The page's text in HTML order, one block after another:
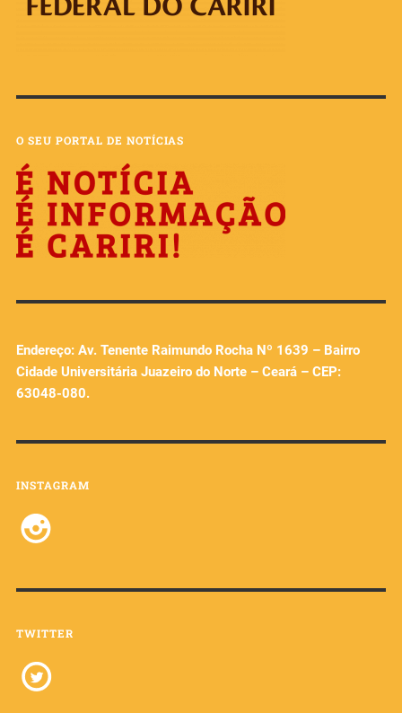
O SEU PORTAL DE NOTÍCIAS
Endereço: Av. Tenente Raimundo Rocha Nº 1639 – Bairro
Cidade Universitária Juazeiro do Norte – Ceará – CEP:
63048-080.
INSTAGRAM
TWITTER